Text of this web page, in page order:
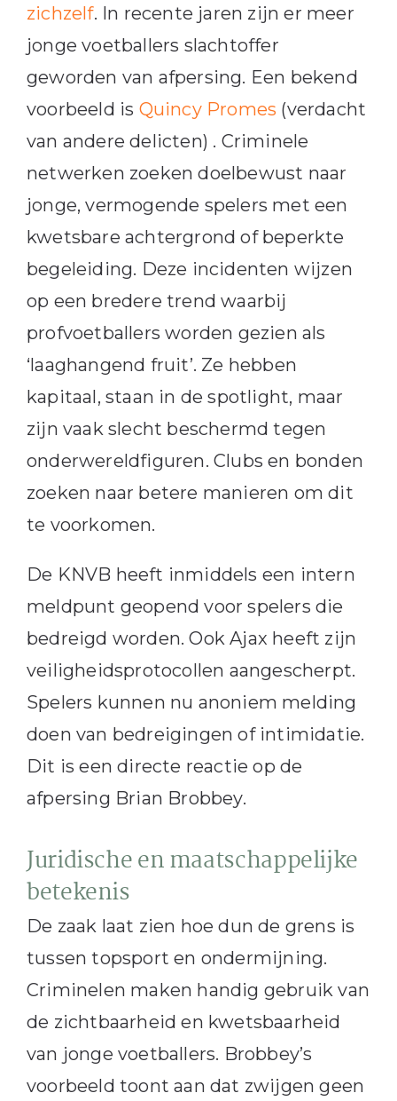
zichzelf. In recente jaren zijn er meer
jonge voetballers slachtoffer
geworden van afpersing. Een bekend
voorbeeld is Quincy Promes (verdacht
van andere delicten) . Criminele
netwerken zoeken doelbewust naar
jonge, vermogende spelers met een
kwetsbare achtergrond of beperkte
begeleiding. Deze incidenten wijzen
op een bredere trend waarbij
profvoetballers worden gezien als
‘laaghangend fruit’. Ze hebben
kapitaal, staan in de spotlight, maar
zijn vaak slecht beschermd tegen
onderwereldfiguren. Clubs en bonden
zoeken naar betere manieren om dit
te voorkomen.
De KNVB heeft inmiddels een intern
meldpunt geopend voor spelers die
bedreigd worden. Ook Ajax heeft zijn
veiligheidsprotocollen aangescherpt.
Spelers kunnen nu anoniem melding
doen van bedreigingen of intimidatie.
Dit is een directe reactie op de
afpersing Brian Brobbey.
Juridische en maatschappelijke
betekenis
De zaak laat zien hoe dun de grens is
tussen topsport en ondermijning.
Criminelen maken handig gebruik van
de zichtbaarheid en kwetsbaarheid
van jonge voetballers. Brobbey’s
voorbeeld toont aan dat zwijgen geen